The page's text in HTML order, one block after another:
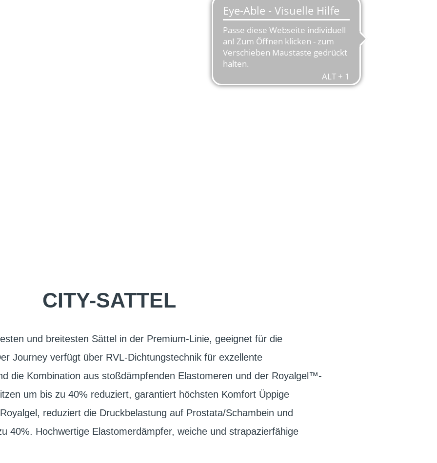
CITY-SATTEL
und breitesten Sättel in der Premium-Linie, geeignet für die
Journey verfügt über RVL-Dichtungstechnik für exzellente
die Kombination aus stoßdämpfenden Elastomeren und der Royalgel™-
um bis zu 40% reduziert, garantiert höchsten Komfort Üppige
reduziert die Druckbelastung auf Prostata/Schambein und
40%. Hochwertige Elastomerdämpfer, weiche und strapazierfähige